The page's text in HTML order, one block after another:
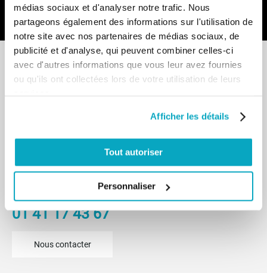
médias sociaux et d'analyser notre trafic. Nous
partageons également des informations sur l'utilisation de
notre site avec nos partenaires de médias sociaux, de
publicité et d'analyse, qui peuvent combiner celles-ci
avec d'autres informations que vous leur avez fournies
ou qu'ils ont collectées lors de votre utilisation de leurs
Afficher les détails
Tout autoriser
Personnaliser
Envoyer
De 8h30 à 12h30 et de 14h à 18h
01 41 17 43 67
Nous contacter